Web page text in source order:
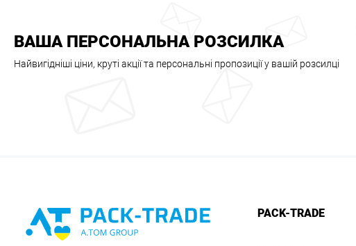
ВАША ПЕРСОНАЛЬНА РОЗСИЛКА
Найвигідніші ціни, круті акції та персональні пропозиції у вашій розсилці
PACK-TRADE